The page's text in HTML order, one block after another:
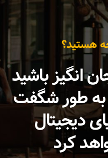
هستید؟
انگیز باشید
به طور شگفت
دیجیتال
کرد